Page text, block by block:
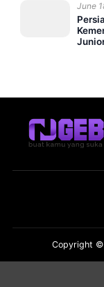
June
Copyright ©